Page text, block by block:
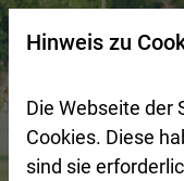
Zur Startseite
Zum Seitenanfang
Zur Navigation/Menü
Zur Suche springen
Zum Inhalt springen
Zum Fußbereich
Hinweis zu
Die Webseite der
Cookies. Diese
sind sie